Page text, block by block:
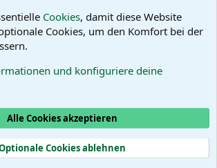
Cookies, damit diese Website
Cookies, um den Komfort bei der
und konfiguriere deine
Alle Cookies akzeptieren
Cookies ablehnen